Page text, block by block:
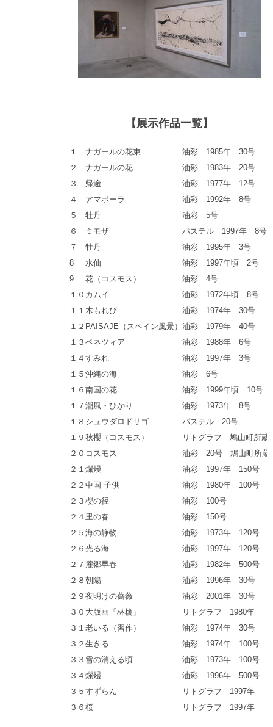
【展示作品一覧】
１ ナガールの花束
油彩 1985年 30号
２
ナガールの花
油彩 1983年 20号
３
帰途
油彩 1977年 12号
４
アマポーラ
油彩 1992年 8号
５
牡丹
油彩 5号
６
ミモザ
パステル 1997年 8号
７
牡丹
油彩 1995年 3号
8
水仙
油彩 1997年頃 2号
9
花（コスモス）
油彩 4号
１０ カムイ
油彩 1972年頃 8号
１１ 木もれび
油彩 1974年 30号
１２ PAISAJE（スペイン風景） 油彩 1979年 40号
１３ ベネツィア
油彩 1988年 6号
１４ すみれ
油彩 1997年 3号
１５ 沖縄の海
油彩 6号
１６ 南国の花
油彩 1999年頃 10号
１７ 潮風・ひかり
油彩 1973年 8号
１８ シュウダロドリゴ
パステル 20号
１９ 秋櫻（コスモス）
リトグラフ 鳩山町所蔵
２０ コスモス
油彩 20号 鳩山町所蔵
２１ 爛熳
油彩 1997年 150号
２２ 中国 子供
油彩 1980年 100号
２３ 櫻の径
油彩 100号
２４ 里の春
油彩 150号
２５ 海の静物
油彩 1973年 120号
２６ 光る海
油彩 1997年 120号
２７ 麓郷早春
油彩 1982年 500号
２８ 朝陽
油彩 1996年 30号
２９ 夜明けの薔薇
油彩 2001年 30号
３０ 大版画「林檎」
リトグラフ 1980年
３１ 老いる（習作）
油彩 1974年 30号
３２ 生きる
油彩 1974年 100号
３３ 雪の消える頃
油彩 1973年 100号
３４ 爛熳
油彩 1996年 500号
３５ すずらん
リトグラフ 1997年
３６ 桜 リトグラフ 1997年